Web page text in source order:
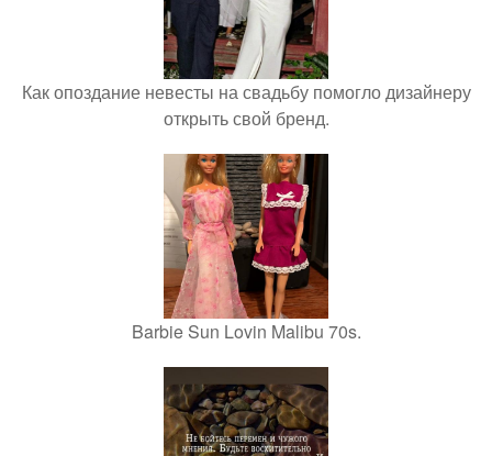
Как опоздание невесты на свадьбу помогло дизайнеру
открыть свой бренд.
Barbie Sun Lovin Malibu 70s.